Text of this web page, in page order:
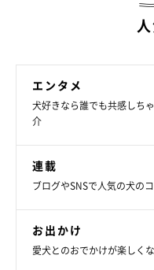
エンタメ
犬好きなら誰でも共感しち
介
連載
ブログやSNSで人気の犬の
お出かけ
愛犬とのおでかけが楽しく